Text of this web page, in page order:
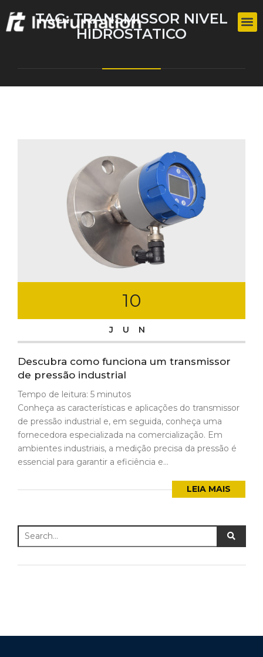
TAG:TRANSMISSOR NIVEL
HIDROSTATICO
10
JUN
Descubra como funciona um transmissor
de pressão industrial
Tempo de leitura: 5 minutos
Conheça as características e aplicações do transmissor
de pressão industrial e, em seguida, conheça uma
fornecedora especializada na comercialização. Em
ambientes industriais, a medição precisa da pressão é
essencial para garantir a eficiência e...
LEIA MAIS